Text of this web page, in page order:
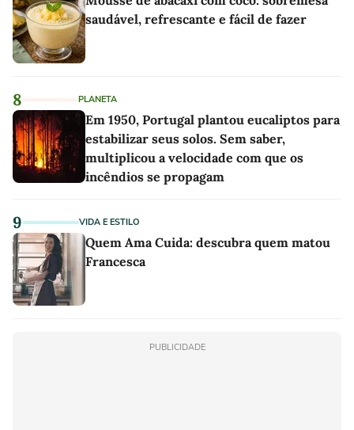
saudável, refrescante e fácil de fazer
8 PLANETA
Em 1950, Portugal plantou eucaliptos para
estabilizar seus solos. Sem saber,
multiplicou a velocidade com que os
incêndios se propagam
9 VIDA E ESTILO
Quem Ama Cuida: descubra quem matou
Francesca
PUBLICIDADE